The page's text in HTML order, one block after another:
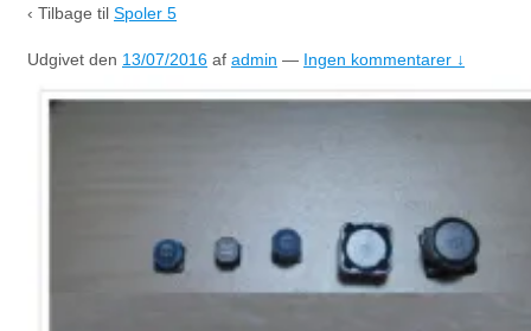
‹ Tilbage til Spoler 5
Udgivet den 13/07/2016 af admin — Ingen kommentarer ↓